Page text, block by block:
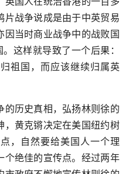
战争说成是由于中英贸易
当时商业战争中的战败国
这样就导致了一个后果：
祖国，而应该继续归属英
历史真相，弘扬林则徐的
，黄克锵决定在美国纽约树
，自然要给美国人一个理
个绝佳的宣传点。经过两年